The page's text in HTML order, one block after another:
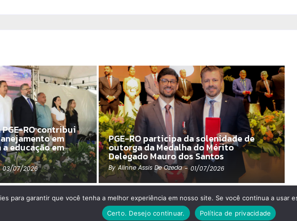
RO contribui
em
educação em
03/07/2026
PGE-RO participa da solenidade de
outorga da Medalha do Mérito
Delegado Mauro dos Santos
By Alinne Assis De Ozeda - 01/07/2026
para garantir que você tenha a melhor experiência em nosso site. Se você continua a usar
Certo. Desejo continuar.
Política de privacidade